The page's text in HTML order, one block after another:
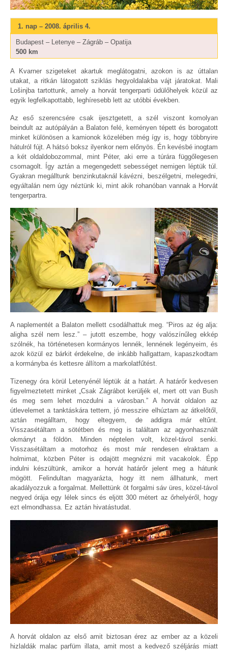
1. nap – 2008. április 4.
Budapest – Letenye – Zágráb – Opatija
500 km
A Kvarner szigeteket akartuk meglátogatni, azokon is az úttalan
utakat, a ritkán látogatott sziklás hegyoldalakba vájt járatokat. Mali
Lošinjba tartottunk, amely a horvát tengerparti üdülőhelyek közül az
egyik legfelkapottabb, leghíresebb lett az utóbbi években.
Az eső szerencsére csak ijesztgetett, a szél viszont komolyan
beindult az autópályán a Balaton felé, keményen tépett és borogatott
minket különösen a kamionok közelében még így is, hogy többnyire
hátulról fújt. A hátsó boksz ilyenkor nem előnyös. Én kevésbé inogtam
a két oldaldobozommal, mint Péter, aki erre a túrára függőlegesen
csomagolt. Így aztán a megengedett sebességet nemigen léptük túl.
Gyakran megálltunk benzinkutaknál kávézni, beszélgetni, melegedni,
egyáltalán nem úgy néztünk ki, mint akik rohanóban vannak a Horvát
tengerpartra.
A naplementét a Balaton mellett csodálhattuk meg. “Piros az ég alja:
aligha szél nem lesz.” – jutott eszembe, hogy valószínűleg ekkép
szólnék, ha történetesen kormányos lennék, lennének legényeim, és
azok közül ez bárkit érdekelne, de inkább hallgattam, kapaszkodtam
a kormányba és kettesre állítom a markolatfűtést.
Tizenegy óra körül Letenyénél léptük át a határt. A határőr kedvesen
figyelmeztetett minket „Csak Zágrábot kerüljék el, mert ott van Bush
és meg sem lehet mozdulni a városban.” A horvát oldalon az
útlevelemet a tanktáskára tettem, jó messzire elhúztam az átkelőtől,
aztán megálltam, hogy eltegyem, de addigra már eltűnt.
Visszasétáltam a sötétben és meg is találtam az agyonhasznált
okmányt a földön. Minden néptelen volt, közel-távol senki.
Visszasétáltam a motorhoz és most már rendesen elraktam a
holmimat, közben Péter is odajött megnézni mit vacakolok. Épp
indulni készültünk, amikor a horvát határőr jelent meg a hátunk
mögött. Felindultan magyarázta, hogy itt nem állhatunk, mert
akadályozzuk a forgalmat. Mellettünk öt forgalmi sáv üres, közel-távol
negyed órája egy lélek sincs és eljött 300 métert az őrhelyéről, hogy
ezt elmondhassa. Ez aztán hivatástudat.
A horvát oldalon az első amit biztosan érez az ember az a közeli
hizlaldák malac parfüm illata, amit most a kedvező széljárás miatt